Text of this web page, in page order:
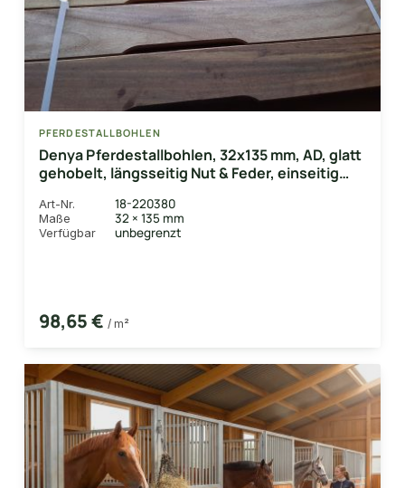
PFERDESTALLBOHLEN
Denya Pferdestallbohlen, 32x135 mm, AD, glatt
gehobelt, längsseitig Nut & Feder, einseitig
Art-Nr. 18-220380
Maße 32 × 135 mm
Verfügbar unbegrenzt
98,65 € / m²